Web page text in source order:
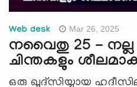
Web desk Mar 26, 2025
നവൈതു 25 - നല്ല
ചിന്തകളും
ഒരു ഖുദ്സിയ്യായ